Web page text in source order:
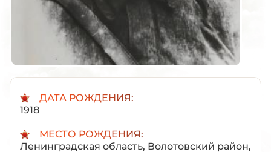
ДАТА РОЖДЕНИЯ:
1918
МЕСТО РОЖДЕНИЯ:
Ленинградская область, Волотовский район,